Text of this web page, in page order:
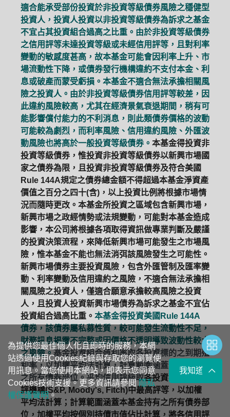
適合能承受部份投資於非投資等級債券風險之穩健型
投資人，投資人投資以非投資等級債券為訴求之基金
不宜占其投資組合過高之比重。由於非投資等級債券
之信用評等未達投資等級或未經信用評等，且對利率
變動的敏感度甚高，故本基金可能會因利率上升、市
場流動性下降，或債券發行機構違約不支付本金、利
息或破產而蒙受虧損。本基金不適合無法承擔相關風
險之投資人。由於非投資等級債券信用評等較差，因
此違約風險較高，尤其在經濟景氣衰退期間，稍有可
能影響償付能力的不利消息，則此類債券價格的波動
可能較為劇烈，而利率風險、信用違約風險、外匯波
動風險也將高於一般投資等級債券。 本基金得投資非
投資等級債券，惟投資非投資等級債券以新興市場國
家之債券為限，且投資非投資等級債券及符合美國
Rule 144A規定之債券總金額不得超過本基金淨資產
價值之百分之四十(含)，以上投資比例將根據市場情
況而隨時更改。本基金所投資之區域包含新興市場，
新興市場之政經情勢或法規變動，可能對本基金造成
影響，本公司將根據各項取得資訊做專業判斷及嚴謹
的投資決策流程，來降低新興市場可能發生之市場風
險，惟本基金不能也無法消弭該風險發生之可能性。
新興市場債券主要投資風險，包含外匯管制及匯率變
動、利率變動及信用違約之風險，不適合無法承擔相
關風險之投資人，僅適合願意承擔較高風險之投資
人，且投資人投資新興市場債券為訴求之基金不宜佔
投資組合過高比重。 本基金得投資美國Rule 144A
債券，該債券屬私募性質，較可能發生流動性不足，
財務訊息揭露不完整或因價格不透明導致波動性較大
之風險。基金投資組合殖利率取各投資標的之到期殖
利率，以加權平均法計算，計算範圍涵蓋本基金持有
之所有債券部位。平均信用評級取各投資標的三大信
評機構(S&P, Moody's, Fitch)中最高評等，以加權
平均法計算；計算範圍涵蓋本基金持有之所有債券部
位，加權平均按個別持債市值佔比計算，將各信用評
為提供您最佳個人化且即時的服務，本網
站透過使用Cookies紀錄與存取您的瀏覽使
用訊息。當您使用本網站，即表示您同意
Cookies技術支援。更多資訊請參閱隱私
權保護聲明。
我知道了